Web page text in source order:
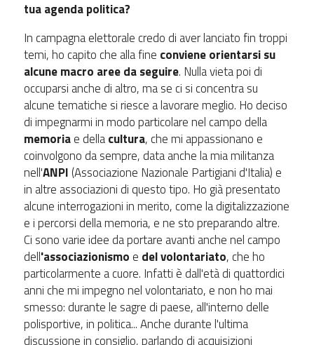
tua agenda politica?
In campagna elettorale credo di aver lanciato fin troppi
temi, ho capito che alla fine conviene orientarsi su
alcune macro aree da seguire. Nulla vieta poi di
occuparsi anche di altro, ma se ci si concentra su
alcune tematiche si riesce a lavorare meglio. Ho deciso
di impegnarmi in modo particolare nel campo della
memoriae dellacultura, che mi appassionano e
coinvolgono da sempre, data anche la mia militanza
nell'ANPI (Associazione Nazionale Partigiani d'Italia) e
in altre associazioni di questo tipo. Ho già presentato
alcune interrogazioni in merito, come la digitalizzazione
e i percorsi della memoria, e ne sto preparando altre.
Ci sono varie idee da portare avanti anche nel campo
dell'associazionismo e del volontariato, che ho
particolarmente a cuore. Infatti è dall'età di quattordici
anni che mi impegno nel volontariato, e non ho mai
smesso: durante le sagre di paese, all'interno delle
polisportive, in politica... Anche durante l'ultima
discussione in consiglio, parlando di acquisizioni